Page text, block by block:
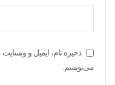
ذخیره نام، ایمیل و
می‌نویسم.